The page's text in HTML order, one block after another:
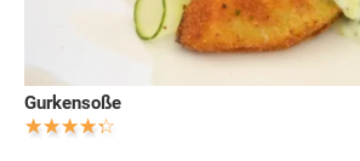
Gurkensoße